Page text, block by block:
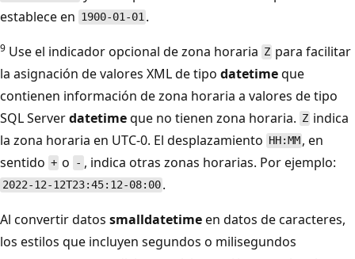
establece en 1900-01-01 .
9 Use el indicador opcional de zona horaria Z para facilitar
la asignación de valores XML de tipo datetimeque
contienen información de zona horaria a valores de tipo
SQL Serverdatetimeque no tienen zona horaria. Z indica
la zona horaria en UTC-0. El desplazamiento HH:MM , en
sentido + o - , indica otras zonas horarias. Por ejemplo:
2022-12-12T23:45:12-08:00 .
Al convertir datos smalldatetimeen datos de caracteres,
los estilos que incluyen segundos o milisegundos